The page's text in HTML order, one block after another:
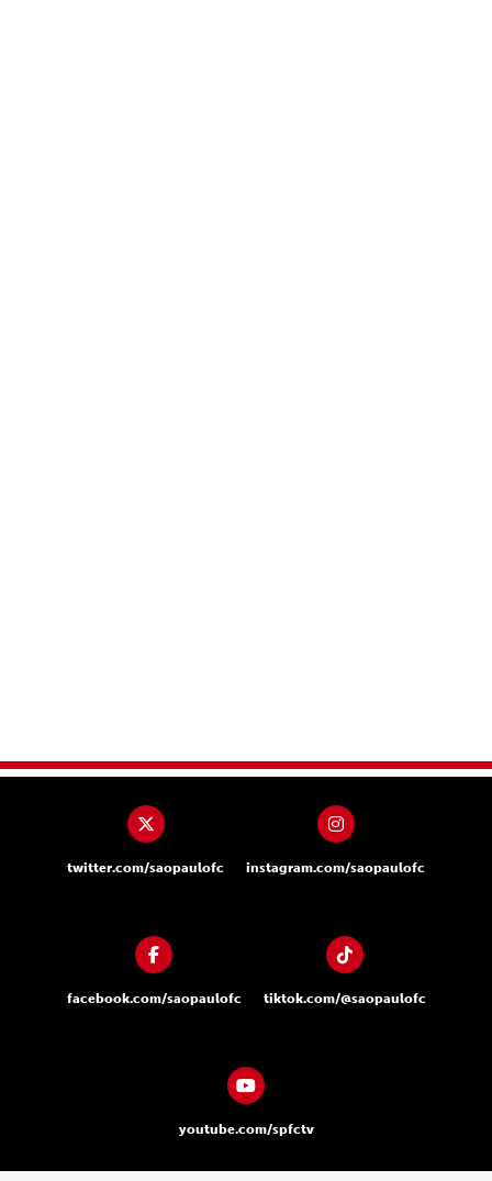
twitter.com/saopaulofc instagram.com/saopaulofc
facebook.com/saopaulofc tiktok.com/@saopaulofc
youtube.com/spfctv